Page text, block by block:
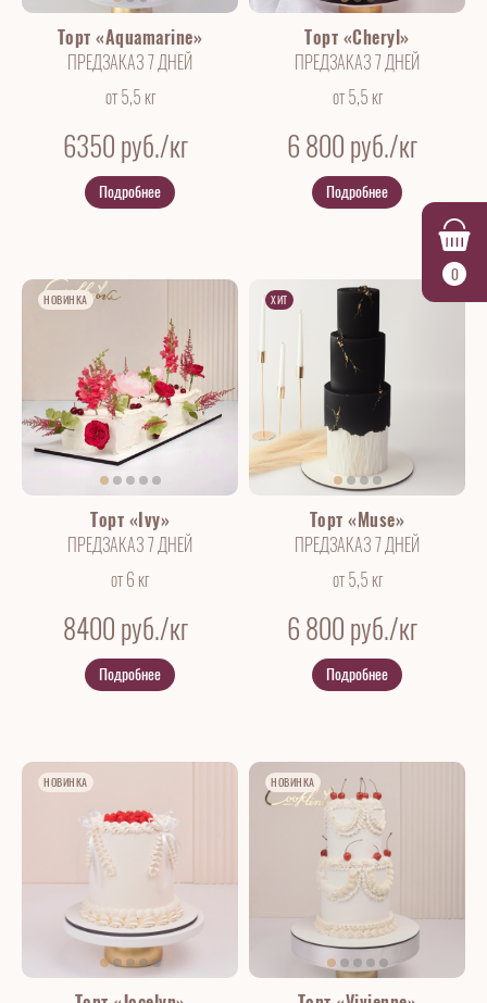
0
Торт «Aquamarine»
ПРЕДЗАКАЗ 7 ДНЕЙ
от 5,5 кг
6350 руб./кг
Подробнее
Торт «Cheryl»
ПРЕДЗАКАЗ 7 ДНЕЙ
от 5,5 кг
6 800 руб./кг
Подробнее
НОВИНКА
Торт «Ivy»
ПРЕДЗАКАЗ 7 ДНЕЙ
от 6 кг
8400 руб./кг
Подробнее
ХИТ
Торт «Muse»
ПРЕДЗАКАЗ 7 ДНЕЙ
от 5,5 кг
6 800 руб./кг
Подробнее
НОВИНКА НОВИНКА